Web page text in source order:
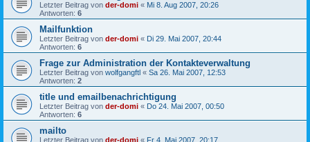
Letzter Beitrag von der-domi « Mi 8. Aug 2007, 20:26
Antworten: 6
Mailfunktion
Letzter Beitrag von der-domi « Di 29. Mai 2007, 20:44
Antworten: 6
Frage zur Administration der Kontakteverwaltung
Letzter Beitrag von wolfgangftl « Sa 26. Mai 2007, 12:53
Antworten: 2
title und emailbenachrichtigung
Letzter Beitrag von der-domi « Do 24. Mai 2007, 00:50
Antworten: 6
mailto
Letzter Beitrag von der-domi « Fr 4. Mai 2007, 20:17